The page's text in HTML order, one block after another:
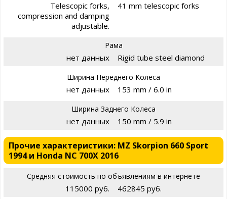
Telescopic forks,
compression and damping
adjustable.
41 mm telescopic forks
Рама
нет данных Rigid tube steel diamond
Ширина Переднего Колеса
нет данных 153 mm / 6.0 in
Ширина Заднего Колеса
нет данных 150 mm / 5.9 in
Прочие характеристики: MZ Skorpion 660 Sport
1994 и Honda NC 700X 2016
Средняя стоимость по объявлениям в интернете
115000 руб. 462845 руб.